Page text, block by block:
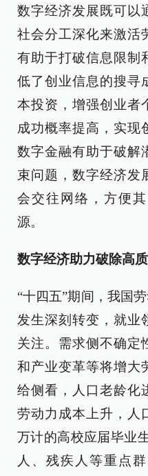
数字经济发展既可以
社会分工深化来激活
有助于打破信息限制
低了创业信息的搜寻
本投资，增强创业者
成功概率提高，实现
数字金融有助于破解
束问题，数字经济发
会交往网络，方便
源。
数字经济助力破除高
“十四五”期间，我国
发生深刻转变，就业
关注。需求侧不确定
和产业变革等将增大
给侧看，人口老龄化
劳动力成本上升，人
万计的高校应届毕业
人、残疾人等重点